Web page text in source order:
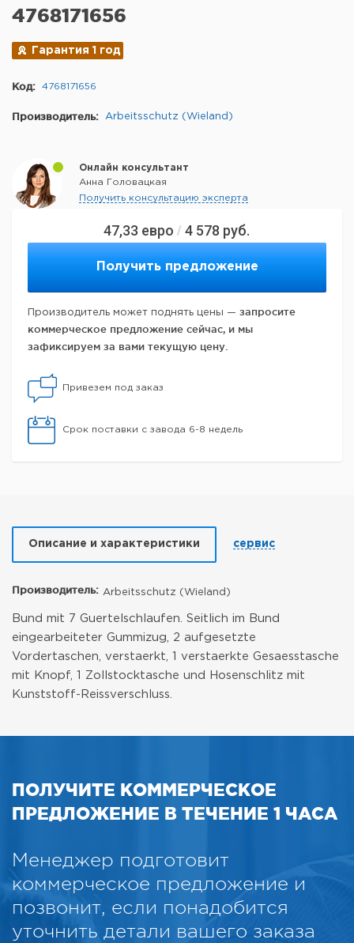
47,33 евро / 4 578 руб.
Получить предложение
Производитель может поднять цены — запросите
коммерческое предложение сейчас, и мы
зафиксируем за вами текущую цену.
Привезем под заказ
Срок поставки с завода 6-8 недель
4768171656
Гарантия 1 год
Код: 4768171656
Производитель: Arbeitsschutz (Wieland)
Онлайн консультант
Анна Головацкая
Получить консультацию эксперта
Описание и характеристики сервис
Производитель: Arbeitsschutz (Wieland)
Bund mit 7 Guertelschlaufen. Seitlich im Bund
eingearbeiteter Gummizug, 2 aufgesetzte
Vordertaschen, verstaerkt, 1 verstaerkte Gesaesstasche
mit Knopf, 1 Zollstocktasche und Hosenschlitz mit
Kunststoff-Reissverschluss.
ПОЛУЧИТЕ КОММЕРЧЕСКОЕ
ПРЕДЛОЖЕНИЕ В ТЕЧЕНИЕ 1 ЧАСА
Менеджер подготовит
коммерческое предложение и
позвонит, если понадобится
уточнить детали вашего заказа